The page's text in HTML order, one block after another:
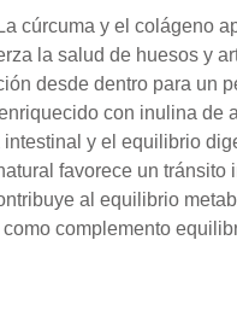
cúrcuma y el colágeno
la salud de huesos y
desde dentro para un
con inulina
y el equilibrio
favorece un tránsito
al equilibrio
complemento